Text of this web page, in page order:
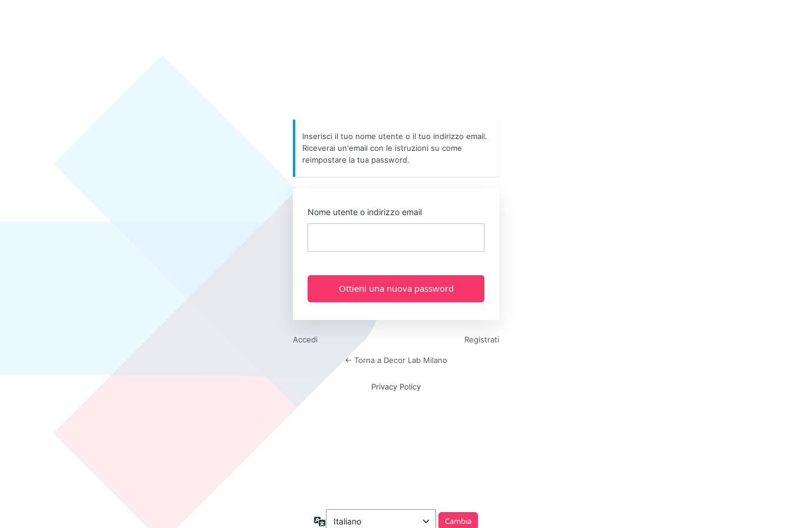
Inserisci il tuo nome utente o il tuo indirizzo email.
Riceverai un'email con le istruzioni su come
reimpostare la tua password.
Nome utente o indirizzo email
Accedi Registrati
← Torna a Decor Lab Milano
Privacy Policy
Lingua